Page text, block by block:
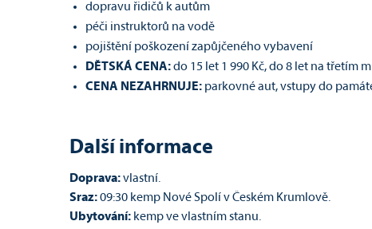
dopravu řidičů k autům
péči instruktorů na vodě
pojištění poškození zapůjčeného vybavení
DĚTSKÁ CENA:do 15 let 1 990 Kč, do 8 let na třetím
CENA NEZAHRNUJE: parkovné aut, vstupy do
Další informace
Doprava:vlastní.
Sraz:09:30 kemp Nové Spolí v Českém Krumlově.
Ubytování: kemp ve vlastním stanu.